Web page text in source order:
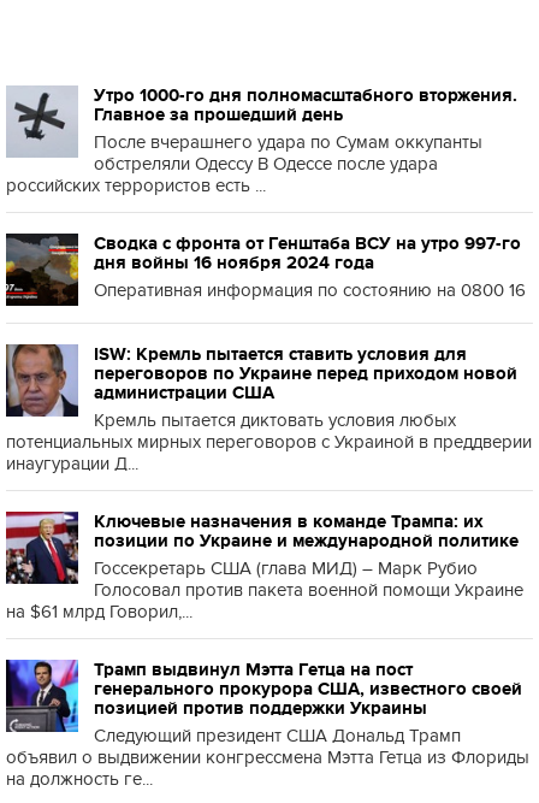
Утро 1000-го дня полномасштабного вторжения.
Главное за прошедший день
После вчерашнего удара по Сумам оккупанты
обстреляли Одессу В Одессе после удара
российских террористов есть ...
Сводка с фронта от Генштаба ВСУ на утро 997-го
дня войны 16 ноября 2024 года
Оперативная информация по состоянию на 0800 16
ISW: Кремль пытается ставить условия для
переговоров по Украине перед приходом новой
администрации США
Кремль пытается диктовать условия любых
потенциальных мирных переговоров с Украиной в преддверии
инаугурации Д...
Ключевые назначения в команде Трампа: их
позиции по Украине и международной политике
Госсекретарь США (глава МИД) – Марк Рубио
Голосовал против пакета военной помощи Украине
на $61 млрд Говорил,...
Трамп выдвинул Мэтта Гетца на пост
генерального прокурора США, известного своей
позицией против поддержки Украины
Следующий президент США Дональд Трамп
объявил о выдвижении конгрессмена Мэтта Гетца из Флориды
на должность ге...